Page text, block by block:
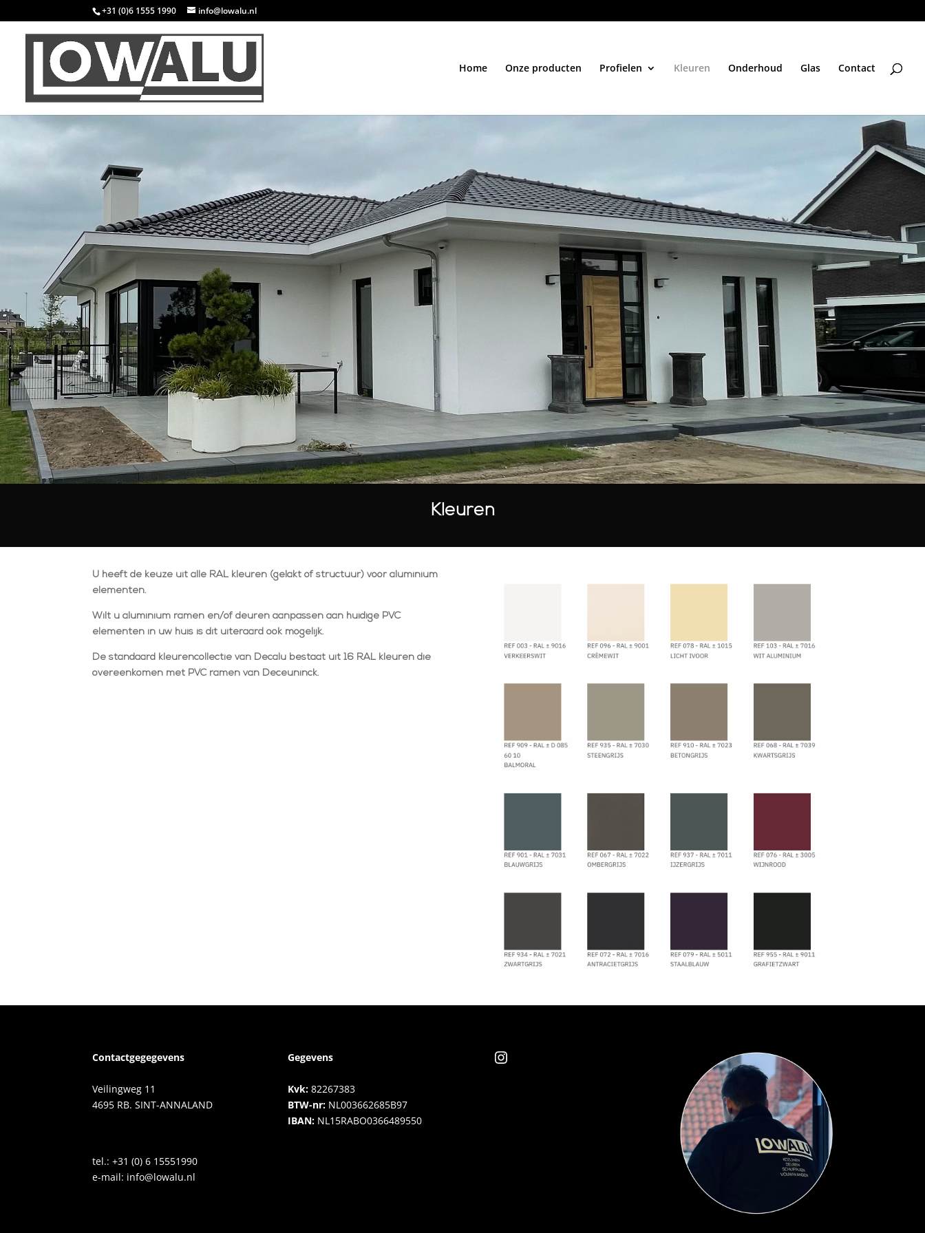
+31 (0)6 1555 1990 info@lowalu.nl
Home Onze producten Profielen Kleuren Onderhoud Glas Contact
Kleuren
U heeft de keuze uit alle RAL kleuren (gelakt of structuur) voor aluminium
elementen.
Wilt u aluminium ramen en/of deuren aanpassen aan huidige PVC
elementen in uw huis is dit uiteraard ook mogelijk.
De standaard kleurencollectie van Decalu bestaat uit 16 RAL kleuren die
overeenkomen met PVC ramen van Deceuninck.
Contactgegegevens
Veilingweg 11
4695 RB. SINT-ANNALAND
tel.:+31 (0) 6 15551990
e-mail: info@lowalu.nl
Gegevens
Kvk:82267383
BTW-nr:NL003662685B97
IBAN:NL15RABO0366489550
Instagram